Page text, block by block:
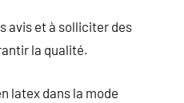
avis et à solliciter des
la qualité.
latex dans la mode